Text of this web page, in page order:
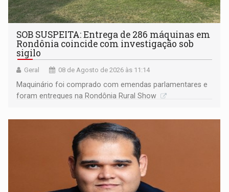
SOB SUSPEITA: Entrega de 286 máquinas em
Rondônia coincide com investigação sob
sigilo
Geral 08 de Agosto de 2026 às 11:14
Maquinário foi comprado com emendas parlamentares e
foram entregues na Rondônia Rural Show